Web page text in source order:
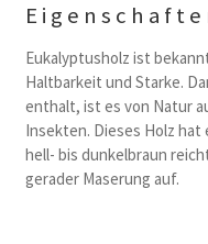
Eukalyptusholz ist
Haltbarkeit und Starke.
enthalt, ist es von Natur
Insekten. Dieses Holz
hell- bis dunkelbraun
gerader Maserung auf.